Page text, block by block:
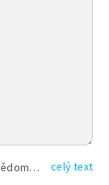
Vyplněním shora uvedených údajů beru na vědomí, že společnost TEXT FACTORY s.r.o., sídlem Brno, Durďákova 336/29, Černá Pole, PSČ: 613 00, IČ: 06157831, zapsané u Krajského soudu v Brně, oddíl C, vložka 100399, bude zpracovávat mé osobní údaje uvedené v rámci mnou vyplněného registračního formuláře na základě oprávněných zájmů TEXT FACTORY s.r.o. dle čl. 6 odst. 1 písm. f) GDPR a pro splnění právních povinností (čl. 6 odst. 1 písm. c) GDPR), a to pro tyto účely: nezbytnost zajistit oprávnění návštěvníka webových stránek provozovaných společností TEXT FACTORY s.r.o. přispívat aktivně ke zveřejněným článkům nebo v rámci diskusních fór a výkon práv TEXT FACTORY s.r.o. jako administrátora těchto diskusních fór. Více informací o zpracování osobních údajů a právech lze nalézt v celý text